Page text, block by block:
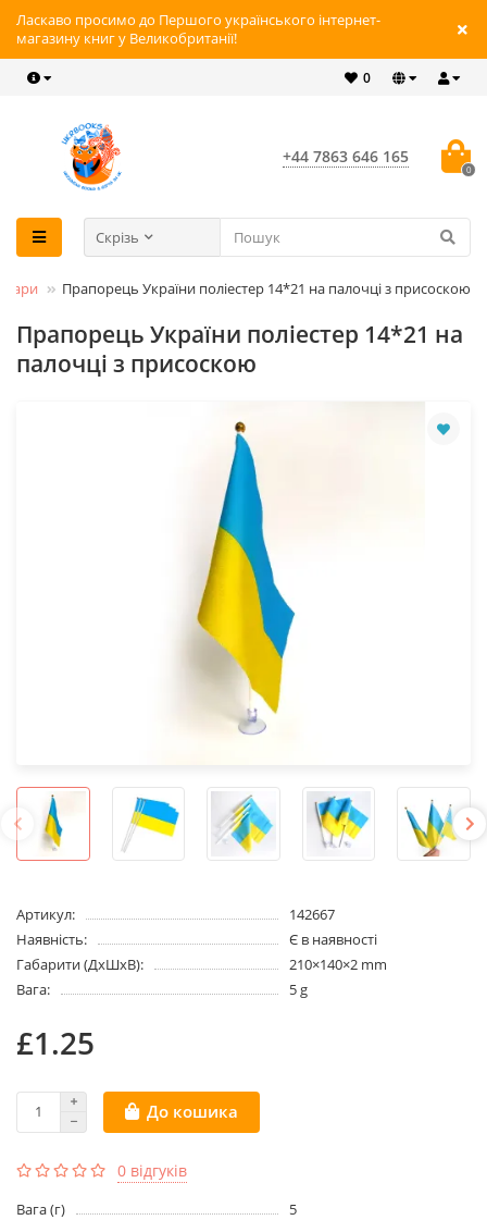
Ласкаво просимо до Першого українського інтернет-
магазину книг у Великобританії!
0
+44 7863 646 165
0
Скрізь
Прапорець України поліестер 14*21 на палочці з присоскою
Прапорець України поліестер 14*21 на
палочці з присоскою
Артикул:
142667
Наявність:
Є в наявності
Габарити (ДхШхВ):
210×140×2 mm
Вага:
5 g
£1.25
До кошика
0 відгуків
Вага (г)
5